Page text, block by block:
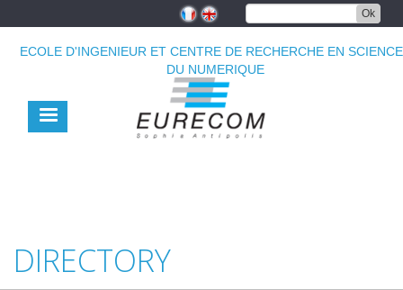
principal
Ok
ECOLE D'INGENIEUR ET CENTRE DE RECHERCHE EN
DU NUMERIQUE
DIRECTORY